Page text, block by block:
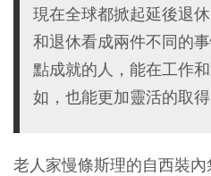
現在全球都掀起延後退
和退休看成兩件不同的
點成就的人，能在工作
如，也能更加靈活的取
老人家慢條斯理的自西裝